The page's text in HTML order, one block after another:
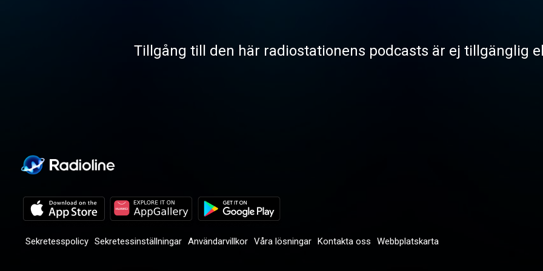
Tillgång till den här radiostationens podcasts är ej tillgänglig
Sekretesspolicy Sekretessinställningar Användarvillkor Våra lösningar Kontakta oss Webbplatskarta